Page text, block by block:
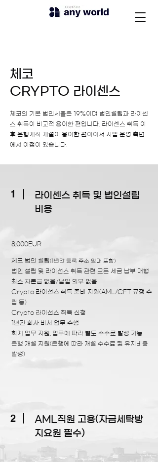
체코
​CRYPTO 라이센스
체코의 기본 법인세율은 19%이며 법인설립과 라이센
스 취득이 비교적 용이한 편입니다. 라이센스 취득 이
후 은행계좌 개설이 용이한 편이어서 사업 운영 측면
에서 이점이 있습니다.
1
라이센스 취득 및 법인설립
비용
8,000EUR
체코 법인 설립(1년간 등록 주소 임대 포함)
법인 설립 및 라이선스 취득 관련 모든 세금 납부 대행
최소 자본금 없음/납입 의무 없음
Crypto 라이선스 취득 준비 지원(AML/CFT 규정 수
립 등)
Crypto 라이선스 취득 신청
1년간 회사 비서 업무 수행
회계 업무 지원, 업무에 따라 별도 수수료 발생 가능
은행 개설 지원(은행에 따라 개설 수수료 및 유지비용
발생)
2
AML직원 고용(자금세탁방
지요원 필수)